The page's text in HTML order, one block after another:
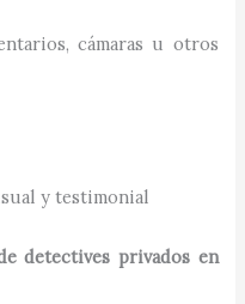
cámaras u otros
y testimonial
detectives privados en